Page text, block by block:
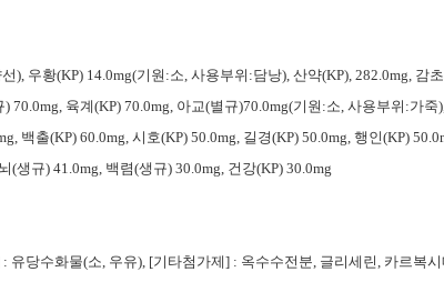
우황(KP) 14.0mg(기원:소, 사용부위:담낭), 산약(KP), 282.0mg, 감
육계(KP) 70.0mg, 아교(별규)70.0mg(기원:소, 사용부위:가죽
백출(KP) 60.0mg, 시호(KP) 50.0mg, 길경(KP) 50.0mg, 행인(KP)
생규) 41.0mg, 백렴(생규) 30.0mg, 건강(KP) 30.0mg
당수화물(소, 우유), [기타첨가제] : 옥수수전분, 글리세린, 카르복